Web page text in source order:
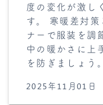
度の変化が激し
す。 寒暖差対
ナーで服装を調
中の暖かさに上
を防ぎましょ
2025年11月01日